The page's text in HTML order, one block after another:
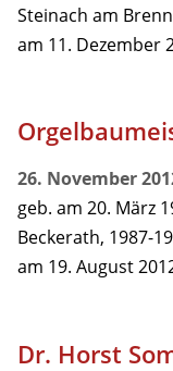
Steinach am
am 11. Dezember
26. November
geb. am 20. März
Beckerath, 1987-
am 19. August
Dr. Horst